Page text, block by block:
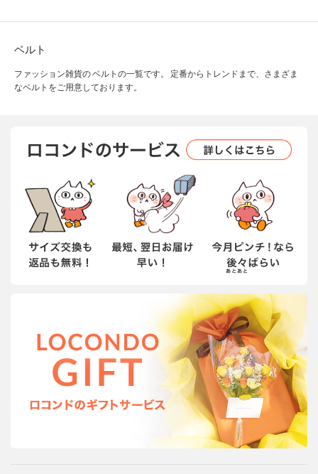
ベルト
ファッション雑貨の ベルトの一覧です。 定番からトレンドまで、さまざま
なベルトをご用意しております。